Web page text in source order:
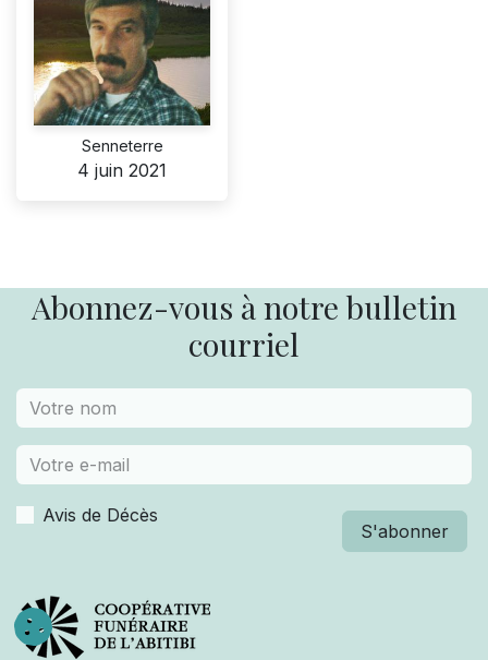
Senneterre
4 juin 2021
Abonnez-vous à notre bulletin
courriel
Avis de Décès
S'abonner